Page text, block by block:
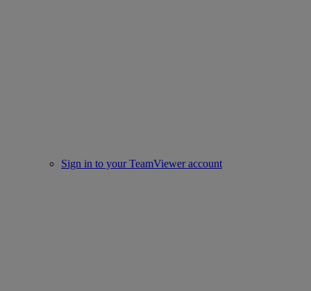
Sign in to your TeamViewer account